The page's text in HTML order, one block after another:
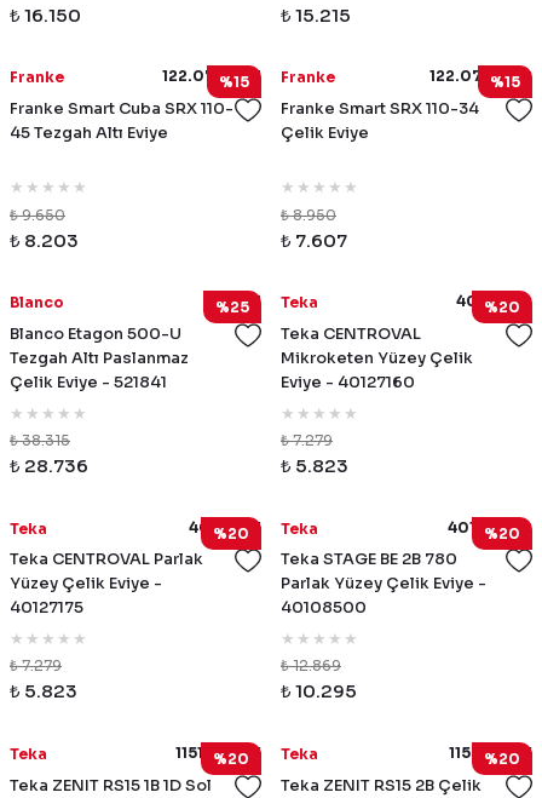
₺ 16.150 ₺ 15.215
%15
Franke 122.0736.151
Franke Smart Cuba SRX 110-
45 Tezgah Altı Eviye
₺ 9.650
₺ 8.203
%15
Franke 122.0736.152
Franke Smart SRX 110-34
Çelik Eviye
₺ 8.950
₺ 7.607
%25
Blanco 521841
Blanco Etagon 500-U
Tezgah Altı Paslanmaz
Çelik Eviye - 521841
₺ 38.315
₺ 28.736
%20
Teka 40127160
Teka CENTROVAL
Mikroketen Yüzey Çelik
Eviye - 40127160
₺ 7.279
₺ 5.823
%20
Teka 40127175
Teka CENTROVAL Parlak
Yüzey Çelik Eviye -
40127175
₺ 7.279
₺ 5.823
%20
Teka 40108500
Teka STAGE BE 2B 780
Parlak Yüzey Çelik Eviye -
40108500
₺ 12.869
₺ 10.295
%20
Teka 115100005
Teka ZENIT RS15 1B 1D Sol
%20
Teka 115030015
Teka ZENIT RS15 2B Çelik